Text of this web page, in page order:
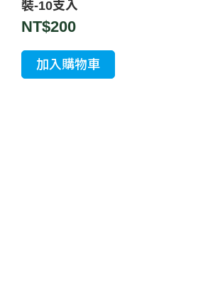
裝-10支入
NT$200
加入購物車